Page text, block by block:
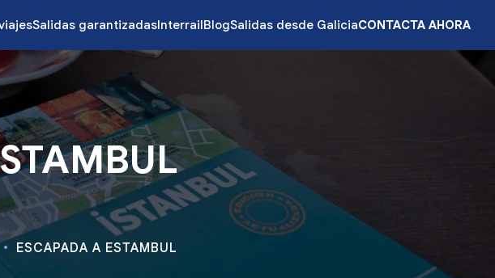
Salidas garantizadasInterrailBlogSalidas desde GaliciaCONTACTA AHORA
ESCAPADA A ESTAMBUL